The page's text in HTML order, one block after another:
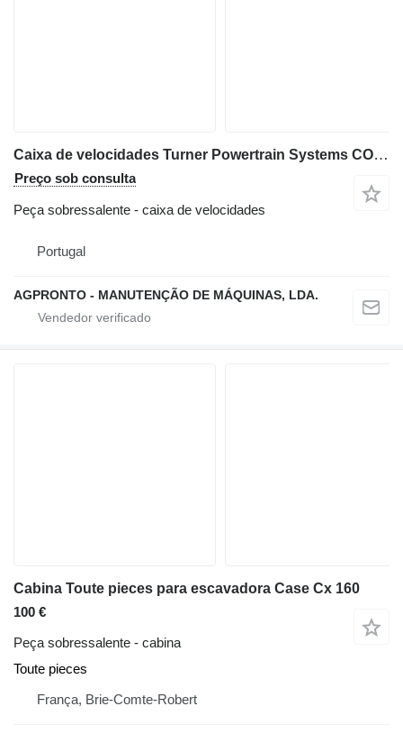
Caixa de velocidades Turner Powertrain Systems COM-T4-2025 para retroescavadora Case 580SR
Preço sob consulta
Peça sobressalente - caixa de velocidades
Portugal
AGPRONTO - MANUTENÇÃO DE MÁQUINAS, LDA.
Cabina Toute pieces para escavadora Case Cx 160
100 €
Peça sobressalente - cabina
Toute pieces
França, Brie-Comte-Robert